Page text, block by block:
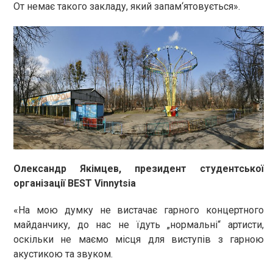
От немає такого закладу, який запам‘ятовується».
Олександр Якімцев, президент студентської
організації BEST Vinnytsia
«На мою думку не вистачає гарного концертного
майданчику, до нас не їдуть „нормальні“ артисти,
оскільки не маємо місця для виступів з гарною
акустикою та звуком.